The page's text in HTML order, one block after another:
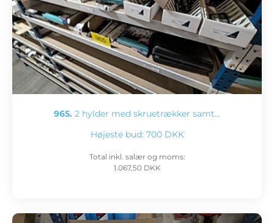
965. 2 hylder med skruetrækker samt…
Højeste bud: 700 DKK
Total inkl. salær og moms:
1.067,50 DKK